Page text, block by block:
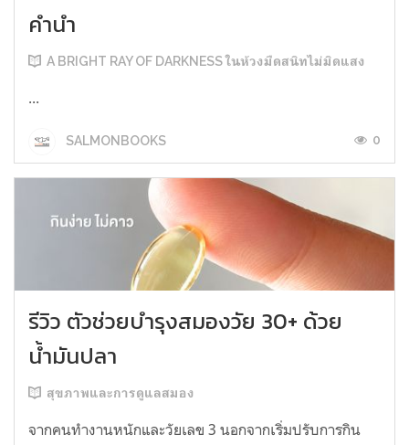
คำนำ
A BRIGHT RAY OF DARKNESS ในห้วงมืดสนิทไม่มิดแสง
...
SALMONBOOKS 0
รีวิว ตัวช่วยบำรุงสมองวัย 30+ ด้วย
น้ำมันปลา
สุขภาพและการดูแลสมอง
จากคนทำงานหนักและวัยเลข 3 นอกจากเริ่มปรับการกิน